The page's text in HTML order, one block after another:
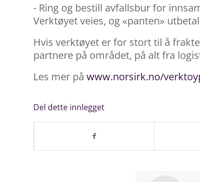
- Ring og bestill avfallsbur for
Verktøyet veies, og «panten»
Hvis verktøyet er for stort til å
partnere på området, på alt fra
Les mer på www.norsirk.no/
Del dette innlegget